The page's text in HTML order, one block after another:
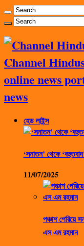
Channel
online news
news
হেড লাইন্স
‘সনাতন’ থেকে
11/07/2025
পঞ্চাশ
এস এম রহমান